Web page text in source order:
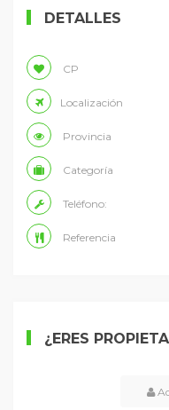
DETALLES
CP
Localización
Provincia
Categoría
Teléfono:
Referencia
¿ERES